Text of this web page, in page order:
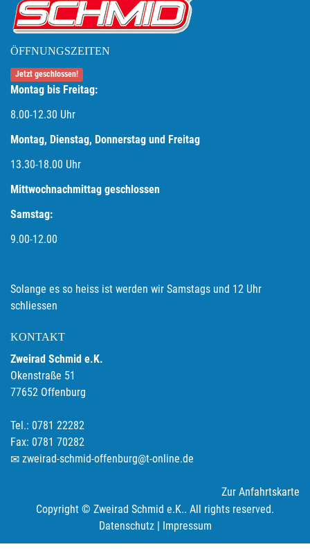
ÖFFNUNGSZEITEN
Jetzt geschlossen!
Montag bis Freitag:
8.00-12.30 Uhr
Montag, Dienstag, Donnerstag und Freitag
13.30-18.00 Uhr
Mittwochnachmittag geschlossen
Samstag:
9.00-12.00
Solange es so heiss ist werden wir Samstags und 12 Uhr
schliessen
KONTAKT
Zweirad Schmid e.K.
Okenstraße 51
77652 Offenburg
Tel.: 0781 22282
Fax: 0781 70282
zweirad-schmid-offenburg@t-online.de
Zur Anfahrtskarte
Copyright © Zweirad Schmid e.K.. All rights reserved.
Datenschutz| Impressum